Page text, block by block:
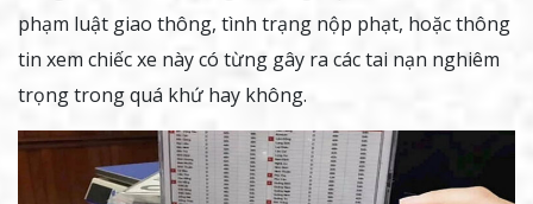
phạm luật giao thông, tình trạng nộp phạt, hoặc thông
tin xem chiếc xe này có từng gây ra các tai nạn nghiêm
trọng trong quá khứ hay không.